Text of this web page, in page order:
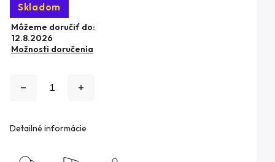
Skladom
Môžeme doručiť do:
12.8.2026
Možnosti doručenia
Detailné informácie